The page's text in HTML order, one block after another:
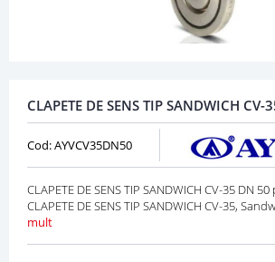
CLAPETE DE SENS TIP SANDWICH CV-
Cod: AYVCV35DN50
CLAPETE DE SENS TIP SANDWICH CV-35 DN
CLAPETE DE SENS TIP SANDWICH CV-35,
mult